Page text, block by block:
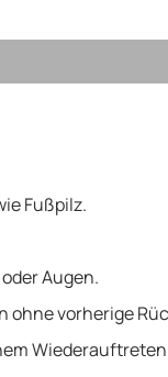
Fußpilz.
Augen.
ohne vorherige